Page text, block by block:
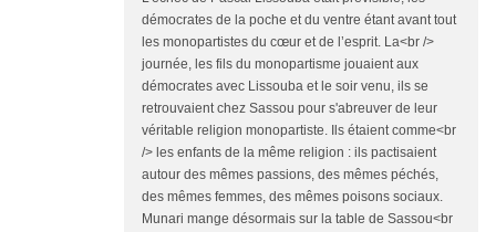
démocrates de la poche et du ventre étant avant tout
les monopartistes du cœur et de l’esprit. La<br />
journée, les fils du monopartisme jouaient aux
démocrates avec Lissouba et le soir venu, ils se
retrouvaient chez Sassou pour s'abreuver de leur
véritable religion monopartiste. Ils étaient comme<br
/> les enfants de la même religion : ils pactisaient
autour des mêmes passions, des mêmes péchés,
des mêmes femmes, des mêmes poisons sociaux.
Munari mange désormais sur la table de Sassou<br